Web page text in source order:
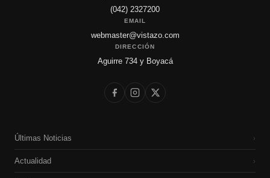
(042) 2327200
EMAIL
webmaster@vistazo.com
DIRECCIÓN
Aguirre 734 y Boyacá
Últimas Noticias ›
Actualidad ›